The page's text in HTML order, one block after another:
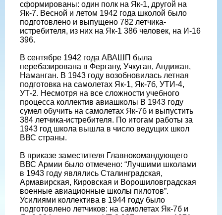
сформированы: один полк на Як-1, другой на
Як-7. Весной и летом 1942 года школой было
подготовлено и выпущено 782 летчика-
истребителя, из них на Як-1 386 человек, на И-16
396.
В сентябре 1942 года АВАШП была
перебазирована в Фергану, Учкуган, Андижан,
Наманган. В 1943 году возобновилась летная
подготовка на самолетах Як-1, Як-7б, УТИ-4,
УТ-2. Несмотря на все сложности учебного
процесса коллектив авиашколы В 1943 году
сумел обучить на самолетах Як-7б и выпустить
384 летчика-истребителя. По итогам работы за
1943 год школа вышла в число ведущих школ
ВВС страны.
В приказе заместителя Главнокомандующего
ВВС Армии было отмечено: “Лучшими школами
в 1943 году являлись Сталинградская,
Армавирская, Кировская и Ворошиловградская
военные авиационные школы пилотов”.
Усилиями коллектива в 1944 году было
подготовлено летчиков: на самолетах Як-7б и